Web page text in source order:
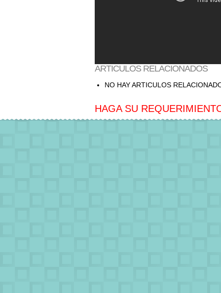
ARTICULOS RELACIONADOS
NO HAY ARTICULOS
HAGA SU